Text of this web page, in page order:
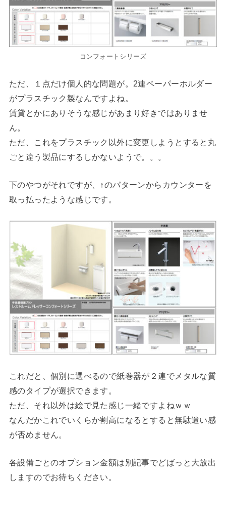
コンフォートシリーズ
ただ、１点だけ個人的な問題が。2連ペーパーホルダー
がプラスチック製なんですよね。
賃貸とかにありそうな感じがあまり好きではありませ
ん。
ただ、これをプラスチック以外に変更しようとすると丸
ごと違う製品にするしかないようで。。。
下のやつがそれですが、↑のパターンからカウンターを
取っ払ったような感じです。
これだと、個別に選べるので紙巻器が２連でメタルな質
感のタイプが選択できます。
ただ、それ以外は絵で見た感じ一緒ですよねｗｗ
なんだかこれでいくらか割高になるとすると無駄遣い感
が否めません。
各設備ごとのオプション金額は別記事でどばっと大放出
しますのでお待ちください。